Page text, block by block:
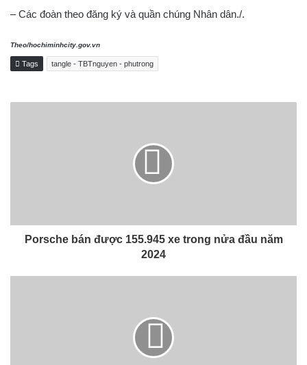
– Các đoàn theo đăng ký và quần chúng Nhân dân./.
Theo/hochiminhcity.gov.vn
Tags tangle - TBTnguyen - phutrong
Porsche bán được 155.945 xe trong nửa đầu năm
2024